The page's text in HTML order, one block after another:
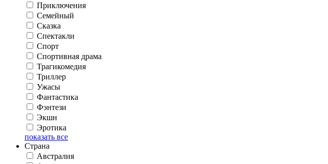
Приключения
Семейный
Сказка
Спектакли
Спорт
Спортивная драма
Трагикомедия
Триллер
Ужасы
Фантастика
Фэнтези
Экшн
Эротика
показать все
Страна
Австралия